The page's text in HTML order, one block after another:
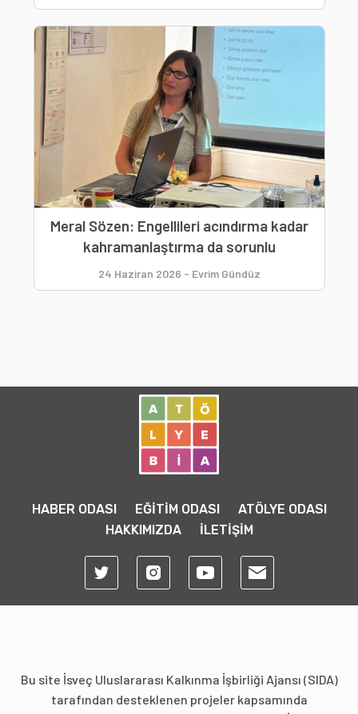
Meral Sözen: Engellileri acındırma kadar
kahramanlaştırma da sorunlu
24 Haziran 2026 - Evrim Gündüz
HABER ODASI EĞİTİM ODASI
ATÖLYE ODASI
HAKKIMIZDA
İLETİŞİM
Bu site İsveç Uluslararası Kalkınma İşbirliği Ajansı (SIDA)
tarafından desteklenen projeler kapsamında